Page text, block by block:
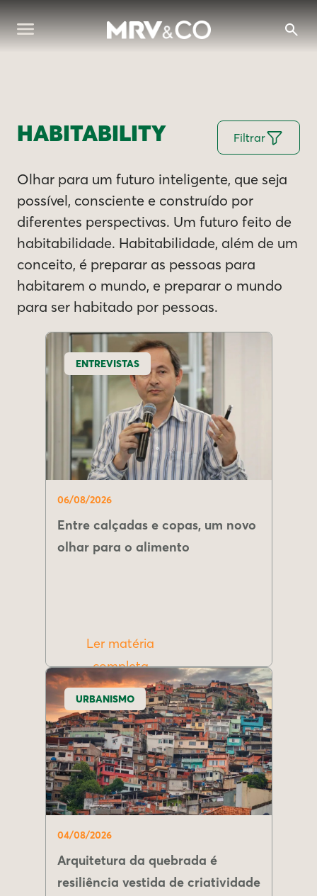
HABITABILITY Filtrar
Olhar para um futuro inteligente, que seja
possível, consciente e construído por
diferentes perspectivas. Um futuro feito de
habitabilidade. Habitabilidade, além de um
conceito, é preparar as pessoas para
habitarem o mundo, e preparar o mundo
para ser habitado por pessoas.
ENTREVISTAS
06/08/2026
Entre calçadas e copas, um novo
olhar para o alimento
Ler matéria
completa
URBANISMO
04/08/2026
Arquitetura da quebrada é
resiliência vestida de criatividade